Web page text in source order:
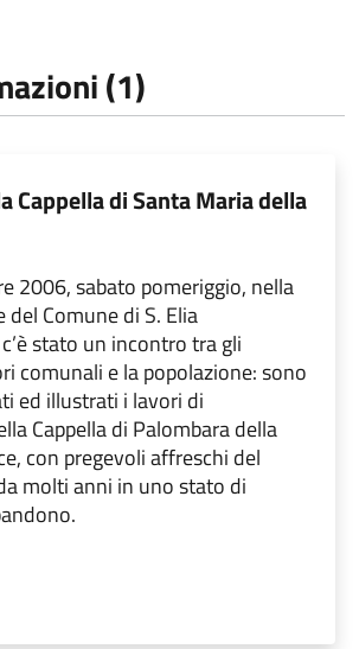
(1)
Cappella di Santa Maria della
2006, sabato pomeriggio, nella
del Comune di S. Elia
stato un incontro tra gli
comunali e la popolazione: sono
ed illustrati i lavori di
Cappella di Palombara della
con pregevoli affreschi del
molti anni in uno stato di